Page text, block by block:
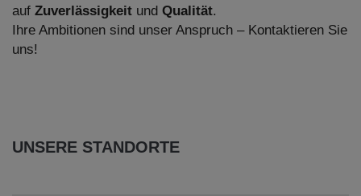
auf Zuverlässigkeit und Qualität.
Ihre Ambitionen sind unser Anspruch – Kontaktieren Sie
uns!
UNSERE STANDORTE